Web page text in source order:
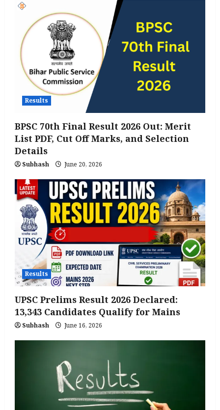
Results
BPSC 70th Final Result 2026 Out: Merit
List PDF, Cut Off Marks, and Selection
Details
Subhash June 20, 2026
Results
UPSC Prelims Result 2026 Declared:
13,343 Candidates Qualify for Mains
Subhash June 16, 2026